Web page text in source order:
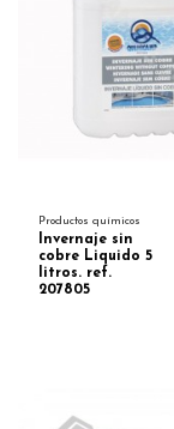
Productos químicos
Invernaje sin
cobre Liquido 5
litros. ref.
207805